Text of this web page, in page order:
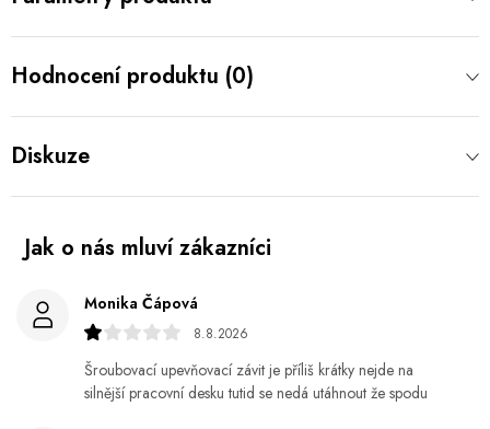
Hodnocení produktu (0)
Diskuze
Monika Čápová
8.8.2026
Šroubovací upevňovací závit je příliš krátky nejde na
silnější pracovní desku tutid se nedá utáhnout že spodu